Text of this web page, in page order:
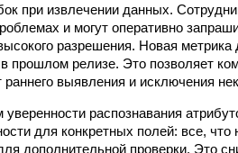
при извлечении данных.
и могут оперативно
разрешения. Новая метрика
прошлом релизе. Это позволяет
раннего выявления и исключения
распознавания
для конкретных полей: все, что
дополнительной проверки. Это